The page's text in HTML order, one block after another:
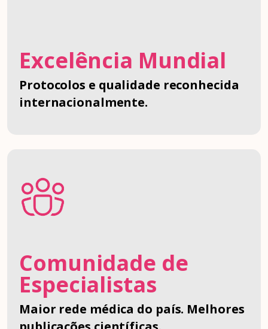
Excelência Mundial
Protocolos e qualidade reconhecida
internacionalmente.
Comunidade de
Especialistas
Maior rede médica do país. Melhores